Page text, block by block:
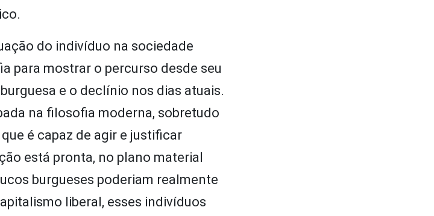
do indivíduo na sociedade
para mostrar o percurso desde seu
e o declínio nos dias atuais.
na filosofia moderna, sobretudo
é capaz de agir e justificar
está pronta, no plano material
burgueses poderiam realmente
liberal, esses indivíduos